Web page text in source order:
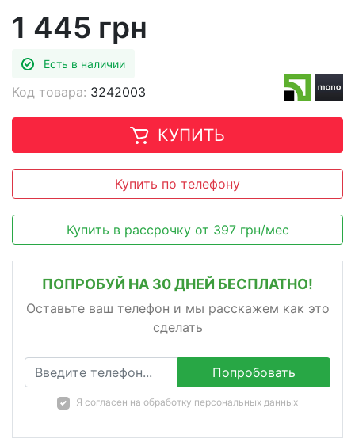
1 445 грн
Есть в наличии
Код товара: 3242003
КУПИТЬ
Купить по телефону
Купить в рассрочку от 397 грн/мес
ПОПРОБУЙ НА 30 ДНЕЙ БЕСПЛАТНО!
Оставьте ваш телефон и мы расскажем как это
сделать
Попробовать
Я согласен на обработку персональных данных